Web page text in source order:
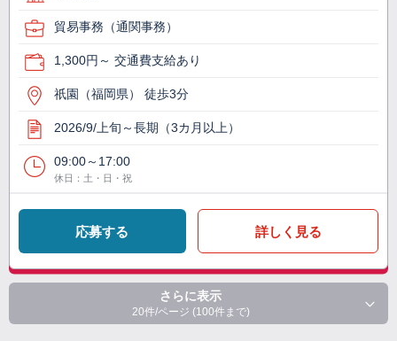
貿易事務（通関事務）
1,300円～ 交通費支給あり
祇園（福岡県） 徒歩3分
2026/9/上旬～長期（3カ月以上）
09:00～17:00
休日：土・日・祝
応募する 詳しく見る
さらに表示
20件/ページ (100件まで)